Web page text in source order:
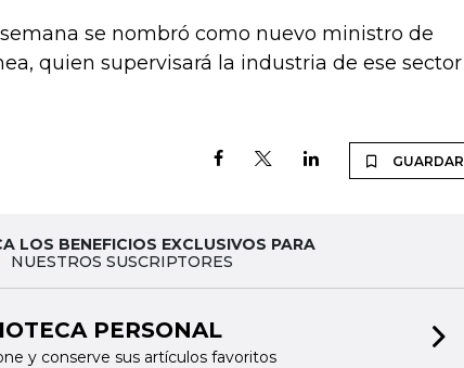
se nombró como nuevo ministro de
quien supervisará la industria de ese sector
GUARDAR
LOS BENEFICIOS EXCLUSIVOS PARA
NUESTROS SUSCRIPTORES
PERSONAL
y conserve sus artículos favoritos